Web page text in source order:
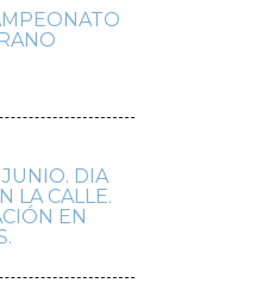
DIA
LA CALLE.
EN